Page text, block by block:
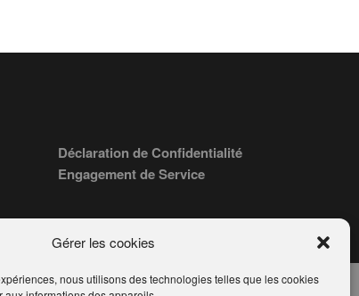
Gérer les cookies
nous utilisons des technologies telles que les cookies
Déclaration de Confidentialité
Engagement de Service